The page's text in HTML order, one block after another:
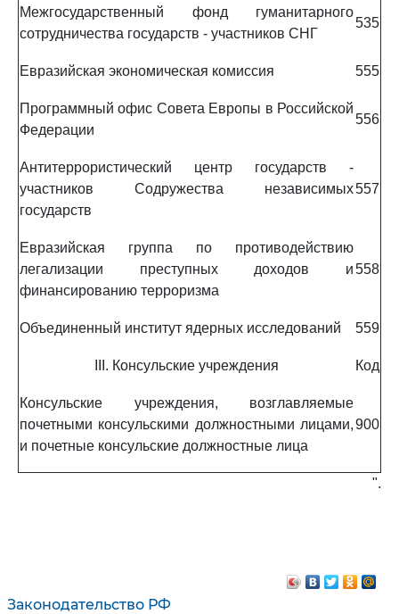
Законодательство РФ
Межгосударственный фонд гуманитарного
сотрудничества государств - участников СНГ
535
Евразийская экономическая комиссия 555
Программный офис Совета Европы в Российской
Федерации
556
Антитеррористический центр государств -
участников Содружества независимых
государств
557
Евразийская группа по противодействию
легализации преступных доходов и
финансированию терроризма
558
Объединенный институт ядерных исследований 559
III. Консульские учреждения Код
Консульские учреждения, возглавляемые
почетными консульскими должностными лицами,
и почетные консульские должностные лица
900
".